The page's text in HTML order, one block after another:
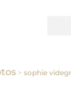
> sophie